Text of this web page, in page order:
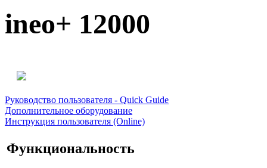
ineo+ 12000
Руководство пользователя - Quick Guide
Дополнительное оборудование
Инструкция пользователя (Online)
Функциональность